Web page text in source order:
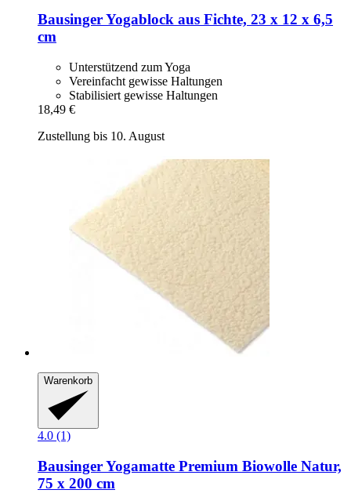
BausingerYogablock aus Fichte, 23 x 12 x 6,5
cm
Unterstützend zum Yoga
Vereinfacht gewisse Haltungen
Stabilisiert gewisse Haltungen
18,49 €
Zustellung bis 10. August
Warenkorb
4.0 (1)
BausingerYogamatte Premium Biowolle Natur,
75 x 200 cm